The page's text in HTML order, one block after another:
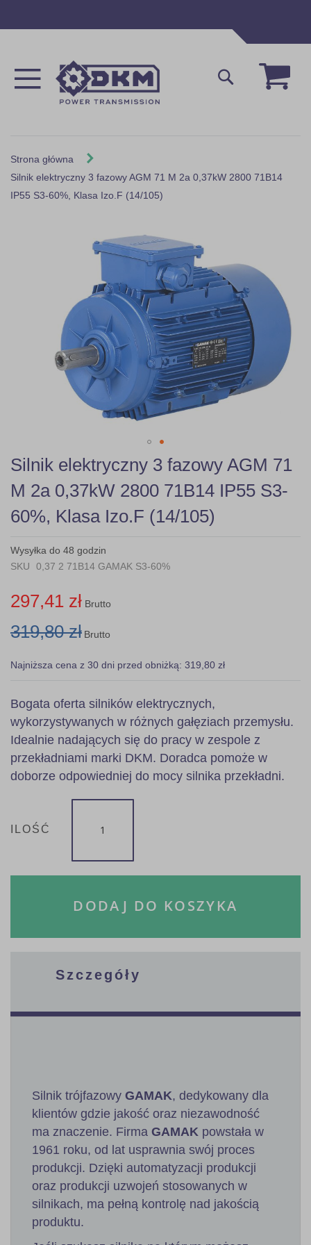
Mój
Szukaj
Strona główna
Silnik elektryczny 3 fazowy AGM 71 M 2a 0,37kW 2800 71B14
IP55 S3-60%, Klasa Izo.F (14/105)
Skip
to
the
beginning
of
the
gallery
Silnik elektryczny 3 fazowy AGM 71
M 2a 0,37kW 2800 71B14 IP55 S3-
60%, Klasa Izo.F (14/105)
Wysyłka do 48 godzin
SKU
0,37 2 71B14 GAMAK S3-60%
297,41 zł Brutto
319,80 zł Brutto
Najniższa cena z 30 dni przed obniżką: 319,80 zł
Bogata oferta silników elektrycznych,
wykorzystywanych w różnych gałęziach przemysłu.
Idealnie nadających się do pracy w zespole z
przekładniami marki DKM. Doradca pomoże w
doborze odpowiedniej do mocy silnika przekładni.
ILOŚĆ
DODAJ DO KOSZYKA
Szczegóły
Silnik trójfazowy GAMAK, dedykowany dla
klientów gdzie jakość oraz niezawodność
ma znaczenie. Firma GAMAK powstała w
1961 roku, od lat usprawnia swój proces
produkcji. Dzięki automatyzacji produkcji
oraz produkcji uzwojeń stosowanych w
silnikach, ma pełną kontrolę nad jakością
produktu.